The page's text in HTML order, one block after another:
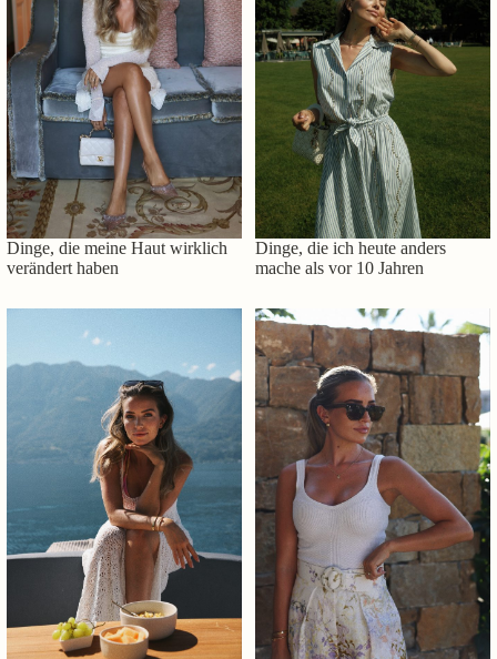
Dinge, die meine Haut wirklich
verändert haben
Dinge, die ich heute anders
mache als vor 10 Jahren